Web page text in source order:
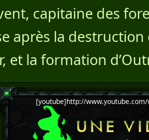
capitaine des
après la
et la formation
[youtube]http://www.youtube.com/